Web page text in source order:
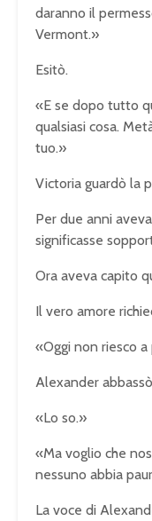
daranno il
Vermont.»
Esitò.
«E se dopo tutto
qualsiasi cosa.
tuo.»
Victoria guardò la
Per due anni
significasse
Ora aveva capito
Il vero amore
«Oggi non riesco
Alexander
«Lo so.»
«Ma voglio che
nessuno abbia
La voce di